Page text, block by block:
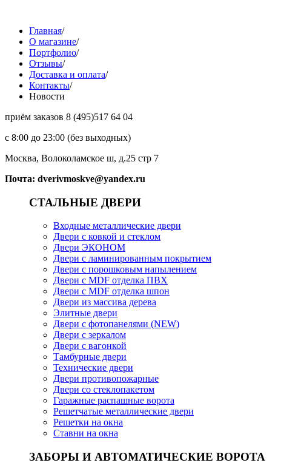
Главная/
О магазине/
Портфолио/
Отзывы/
Доставка и оплата/
Контакты/
Новости
приём заказов 8 (495)517 64 04
с 8:00 до 23:00 (без выходных)
Москва, Волоколамское ш, д.25 стр 7
Почта: dverivmoskve@yandex.ru
СТАЛЬНЫЕ ДВЕРИ
Входные металлические двери
Двери с ковкой и стеклом
Двери ЭКОНОМ
Двери с ламинированным покрытием
Двери с порошковым напылением
Двери с MDF отделка ПВХ
Двери с MDF отделка шпон
Двери из массива дерева
Элитные двери
Двери с фотопанелями (NEW)
Двери с зеркалом
Двери с вагонкой
Тамбурные двери
Технические двери
Двери противопожарные
Двери со стеклопакетом
Гаражные распашные ворота
Решетчатые металлические двери
Решетки на окна
Ставни на окна
ЗАБОРЫ И АВТОМАТИЧЕСКИЕ ВОРОТА